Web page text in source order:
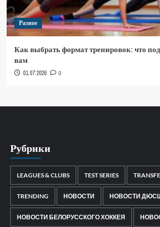
Разное
Как выбрать формат тренировок: что
вам
01.07.2026 0
Рубрики
LEAGUES & CLUBS TEST SERIES
TRENDING НОВОСТИ НОВОСТИ
НОВОСТИ БЕЛОРУССКОГО ХОККЕЯ